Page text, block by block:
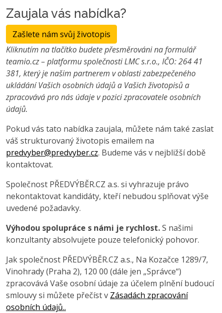
Zaujala vás nabídka?
Zašlete nám svůj životopis
Kliknutím na tlačítko budete přesměrováni na formulář
teamio.cz – platformu společnosti LMC s.r.o., IČO: 264 41
381, který je našim partnerem v oblasti zabezpečeného
ukládání Vašich osobních údajů a Vašich životopisů a
zpracovává pro nás údaje v pozici zpracovatele osobních
údajů.
Pokud vás tato nabídka zaujala, můžete nám také zaslat
váš strukturovaný životopis emailem na
predvyber@predvyber.cz. Budeme vás v nejbližší době
kontaktovat.
Společnost PŘEDVÝBĚR.CZ a.s. si vyhrazuje právo
nekontaktovat kandidáty, kteří nebudou splňovat výše
uvedené požadavky.
Výhodou spolupráce s námi je rychlost.S našimi
konzultanty absolvujete pouze telefonický pohovor.
Jak společnost PŘEDVÝBĚR.CZ a.s., Na Kozačce 1289/7,
Vinohrady (Praha 2), 120 00 (dále jen „Správce“)
zpracovává Vaše osobní údaje za účelem plnění budoucí
smlouvy si můžete přečíst v Zásadách zpracování
osobních údajů..